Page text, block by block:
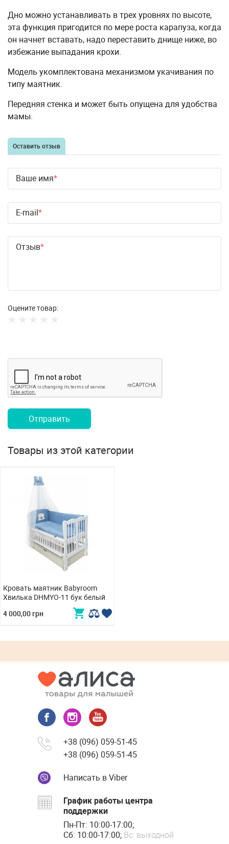
Дно можно устанавливать в трех уровнях по высоте,
эта функция пригодится по мере роста карапуза, когда
он начнет вставать, надо переставить днище ниже, во
избежание выпадания крохи.
Модель укомплектована механизмом укачивания по
типу маятник.
Передняя стенка и может быть опущена для удобства
мамы.
Оставить отзыв
Ваше имя
E-mail
Отзыв
Оцените товар:
Отправить
Товары из этой категории
Кровать маятник Babyroom
Хвилька DHMYO-11 бук белый
4 000,00 грн
+38 (096) 059-51-45
+38 (096) 059-51-45
Написать в Viber
График работы центра
поддержки
Пн-Пт: 10:00-17:00;
Сб: 10:00-17:00; Вс: выходной